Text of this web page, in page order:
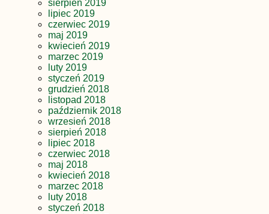
sierpień 2019
lipiec 2019
czerwiec 2019
maj 2019
kwiecień 2019
marzec 2019
luty 2019
styczeń 2019
grudzień 2018
listopad 2018
październik 2018
wrzesień 2018
sierpień 2018
lipiec 2018
czerwiec 2018
maj 2018
kwiecień 2018
marzec 2018
luty 2018
styczeń 2018